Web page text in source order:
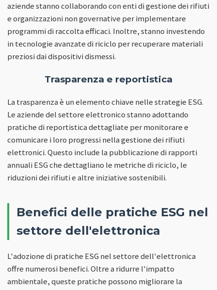
aziende stanno collaborando con enti di gestione dei rifiuti
e organizzazioni non governative per implementare
programmi di raccolta efficaci. Inoltre, stanno investendo
in tecnologie avanzate di riciclo per recuperare materiali
preziosi dai dispositivi dismessi.
Trasparenza e reportistica
La trasparenza è un elemento chiave nelle strategie ESG.
Le aziende del settore elettronico stanno adottando
pratiche di reportistica dettagliate per monitorare e
comunicare i loro progressi nella gestione dei rifiuti
elettronici. Questo include la pubblicazione di rapporti
annuali ESG che dettagliano le metriche di riciclo, le
riduzioni dei rifiuti e altre iniziative sostenibili.
Benefici delle pratiche ESG nel
settore dell'elettronica
L'adozione di pratiche ESG nel settore dell'elettronica
offre numerosi benefici. Oltre a ridurre l'impatto
ambientale, queste pratiche possono migliorare la